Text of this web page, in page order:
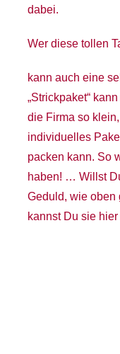
dabei.
Wer diese tollen
kann auch eine
„Strickpaket“
die Firma so
individuelles
packen kann. So
haben! … Willst
Geduld, wie oben
kannst Du sie